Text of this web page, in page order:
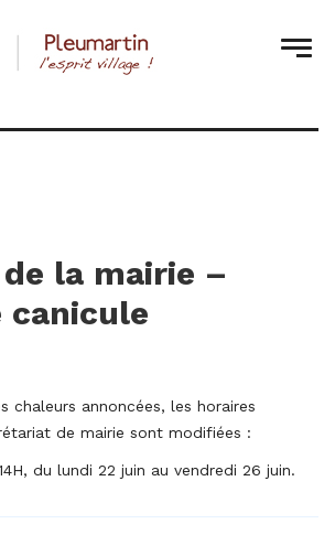
la mairie –
canicule
chaleurs annoncées, les horaires
de mairie sont modifiées :
du lundi 22 juin au vendredi 26 juin.